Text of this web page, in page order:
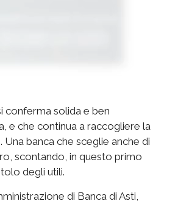
conferma solida e ben
e che continua a raccogliere la
Una banca che sceglie anche di
scontando, in questo primo
degli utili.
di Banca di Asti,